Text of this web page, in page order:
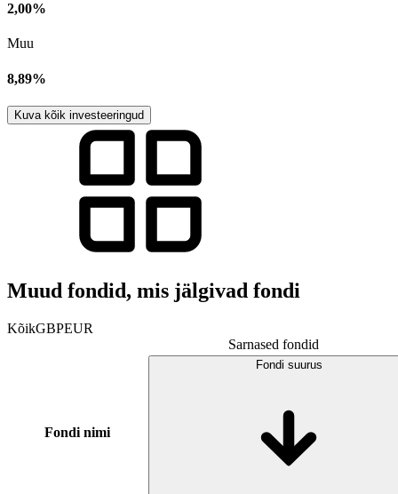
2,00%
Muu
8,89%
Kuva kõik investeeringud
Muud fondid, mis jälgivad fondi
KõikGBPEUR
Sarnased fondid
Fondi nimi
Fondi suurus